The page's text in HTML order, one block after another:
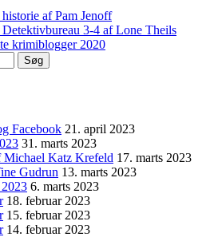
af Pam Jenoff
3-4 af Lone Theils
Facebook 21. april 2023
31. marts 2023
Michael Katz Krefeld 17. marts 2023
Gudrun 13. marts 2023
6. marts 2023
18. februar 2023
15. februar 2023
14. februar 2023